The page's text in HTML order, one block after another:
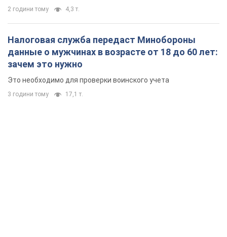
2 години тому 4,3 т.
Налоговая служба передаст Минобороны
данные о мужчинах в возрасте от 18 до 60 лет:
зачем это нужно
Это необходимо для проверки воинского учета
3 години тому 17,1 т.